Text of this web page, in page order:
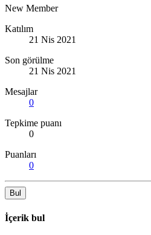
New Member
Katılım
21 Nis 2021
Son görülme
21 Nis 2021
Mesajlar
0
Tepkime puanı
0
Puanları
0
Bul
İçerik bul